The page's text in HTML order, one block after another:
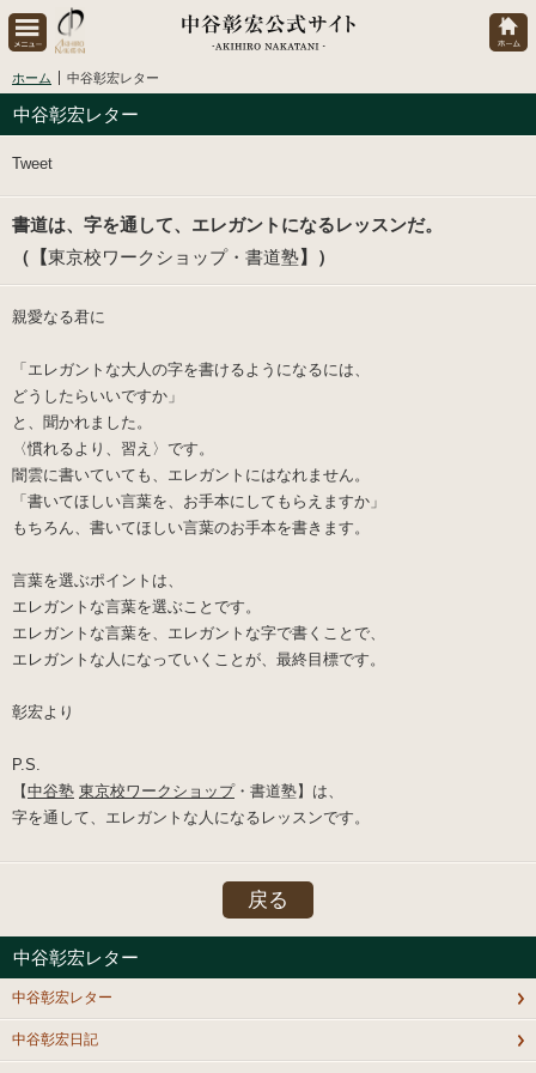
ホーム 中谷彰宏レター
中谷彰宏レター
Tweet
書道は、字を通して、エレガントになるレッスンだ。
（【東京校ワークショップ・書道塾】）
親愛なる君に
「エレガントな大人の字を書けるようになるには、
どうしたらいいですか」
と、聞かれました。
〈慣れるより、習え〉です。
闇雲に書いていても、エレガントにはなれません。
「書いてほしい言葉を、お手本にしてもらえますか」
もちろん、書いてほしい言葉のお手本を書きます。
言葉を選ぶポイントは、
エレガントな言葉を選ぶことです。
エレガントな言葉を、エレガントな字で書くことで、
エレガントな人になっていくことが、最終目標です。
彰宏より
P.S.
【中谷塾 東京校ワークショップ・書道塾】は、
字を通して、エレガントな人になるレッスンです。
戻る
中谷彰宏レター
中谷彰宏レター
中谷彰宏日記